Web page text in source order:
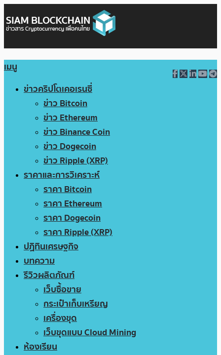
เมนู
ข่าวคริปโตเคอเรนซี่
ข่าว Bitcoin
ข่าว Ethereum
ข่าว Binance Coin
ข่าว Dogecoin
ข่าว Ripple (XRP)
ราคาและการวิเคราะห์
ราคา Bitcoin
ราคา Ethereum
ราคา Dogecoin
ราคา Ripple (XRP)
ปฏิทินเศรษฐกิจ
บทความ
รีวิวผลิตภัณฑ์
เว็บซื้อขาย
กระเป๋าเก็บเหรียญ
เครื่องขุด
เว็บขุดแบบ Cloud Mining
ห้องเรียน